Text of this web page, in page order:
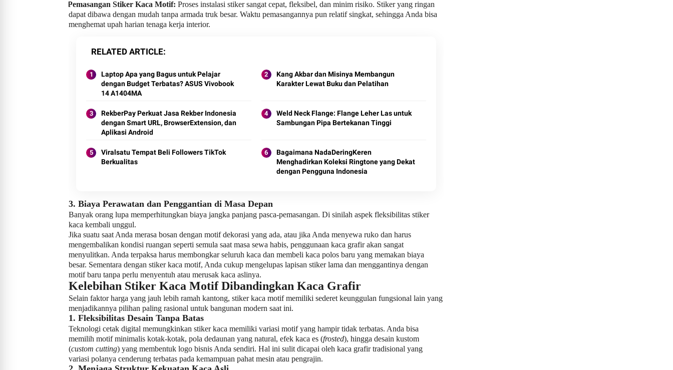
Pemasangan Stiker Kaca Motif: Proses instalasi stiker sangat cepat, fleksibel, dan minim risiko. Stiker yang ringan
dapat dibawa dengan mudah tanpa armada truk besar. Waktu pemasangannya pun relatif singkat, sehingga Anda bisa
menghemat upah harian tenaga kerja interior.
RELATED ARTICLE
Laptop Apa yang Bagus untuk Pelajar
dengan Budget Terbatas? ASUS Vivobook
14 A1404MA
Kang Akbar dan Misinya Membangun
Karakter Lewat Buku dan Pelatihan
RekberPay Perkuat Jasa Rekber Indonesia
dengan Smart URL, BrowserExtension, dan
Aplikasi Android
Weld Neck Flange: Flange Leher Las untuk
Sambungan Pipa Bertekanan Tinggi
Viralsatu Tempat Beli Followers TikTok
Berkualitas
Bagaimana NadaDeringKeren
Menghadirkan Koleksi Ringtone yang Dekat
dengan Pengguna Indonesia
3. Biaya Perawatan dan Penggantian di Masa Depan
Banyak orang lupa memperhitungkan biaya jangka panjang pasca-pemasangan. Di sinilah aspek fleksibilitas stiker
kaca kembali unggul.
Jika suatu saat Anda merasa bosan dengan motif dekorasi yang ada, atau jika Anda menyewa ruko dan harus
mengembalikan kondisi ruangan seperti semula saat masa sewa habis, penggunaan kaca grafir akan sangat
menyulitkan. Anda terpaksa harus membongkar seluruh kaca dan membeli kaca polos baru yang memakan biaya
besar. Sementara dengan stiker kaca motif, Anda cukup mengelupas lapisan stiker lama dan menggantinya dengan
motif baru tanpa perlu menyentuh atau merusak kaca aslinya.
Kelebihan Stiker Kaca Motif Dibandingkan Kaca Grafir
Selain faktor harga yang jauh lebih ramah kantong, stiker kaca motif memiliki sederet keunggulan fungsional lain yang
menjadikannya pilihan paling rasional untuk bangunan modern saat ini.
1. Fleksibilitas Desain Tanpa Batas
Teknologi cetak digital memungkinkan stiker kaca memiliki variasi motif yang hampir tidak terbatas. Anda bisa
memilih motif minimalis kotak-kotak, pola dedaunan yang natural, efek kaca es (frosted), hingga desain kustom
(custom cutting) yang membentuk logo bisnis Anda sendiri. Hal ini sulit dicapai oleh kaca grafir tradisional yang
variasi polanya cenderung terbatas pada kemampuan pahat mesin atau pengrajin.